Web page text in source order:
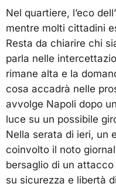
Nel quartiere, l’eco
mentre molti cittadini
Resta da chiarire chi
parla nelle
rimane alta e la
cosa accadrà nelle
avvolge Napoli dopo
luce su un possibile
Nella serata di ieri, un
coinvolto il noto
bersaglio di un
su sicurezza e libertà